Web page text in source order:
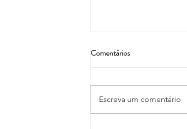
Comentários
Escreva um comentário